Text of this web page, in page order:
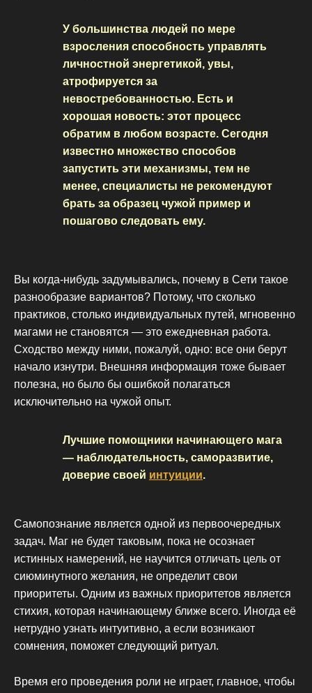
У большинства людей по мере
взросления способность управлять
личностной энергетикой, увы,
атрофируется за
невостребованностью. Есть и
хорошая новость: этот процесс
обратим в любом возрасте. Сегодня
известно множество способов
запустить эти механизмы, тем не
менее, специалисты не рекомендуют
брать за образец чужой пример и
пошагово следовать ему.
Вы когда-нибудь задумывались, почему в Сети такое
разнообразие вариантов? Потому, что сколько
практиков, столько индивидуальных путей, мгновенно
магами не становятся — это ежедневная работа.
Сходство между ними, пожалуй, одно: все они берут
начало изнутри. Внешняя информация тоже бывает
полезна, но было бы ошибкой полагаться
исключительно на чужой опыт.
Лучшие помощники начинающего мага
— наблюдательность, саморазвитие,
доверие своей интуиции.
Самопознание является одной из первоочередных
задач. Маг не будет таковым, пока не осознает
истинных намерений, не научится отличать цель от
сиюминутного желания, не определит свои
приоритеты. Одним из важных приоритетов является
стихия, которая начинающему ближе всего. Иногда её
нетрудно узнать интуитивно, а если возникают
сомнения, поможет следующий ритуал.
Время его проведения роли не играет, главное, чтобы